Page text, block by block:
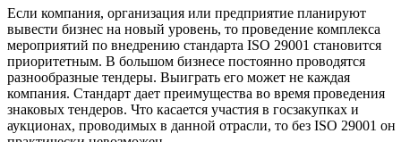
Если компания, организация или предприятие планируют
вывести бизнес на новый уровень, то проведение комплекса
мероприятий по внедрению стандарта ISO 29001 становится
приоритетным. В большом бизнесе постоянно проводятся
разнообразные тендеры. Выиграть его может не каждая
компания. Стандарт дает преимущества во время проведения
знаковых тендеров. Что касается участия в госзакупках и
аукционах, проводимых в данной отрасли, то без ISO 29001 он